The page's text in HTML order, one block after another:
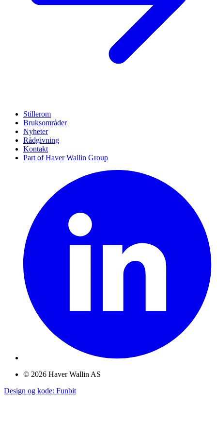
Stillerom
Bruksområder
Nyheter
Rådgivning
Kontakt
Part of Haver Wallin Group
© 2026 Haver Wallin AS
Design og kode: Funbit